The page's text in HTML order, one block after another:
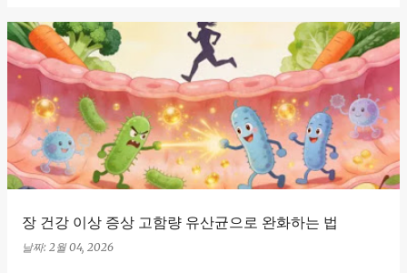
장 건강 이상 증상 고함량 유산균으로 완화하는 법
날짜: 2월 04, 2026